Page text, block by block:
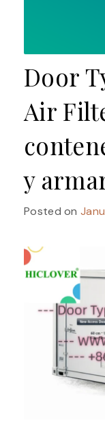
Door
Air
y
Posted on